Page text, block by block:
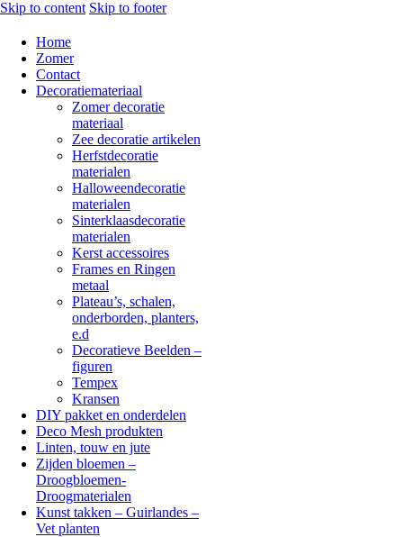
Skip to content Skip to footer
Home
Zomer
Contact
Decoratiemateriaal
Zomer decoratie
materiaal
Zee decoratie artikelen
Herfstdecoratie
materialen
Halloweendecoratie
materialen
Sinterklaasdecoratie
materialen
Kerst accessoires
Frames en Ringen
metaal
Plateau’s, schalen,
onderborden, planters,
e.d
Decoratieve Beelden –
figuren
Tempex
Kransen
DIY pakket en onderdelen
Deco Mesh produkten
Linten, touw en jute
Zijden bloemen –
Droogbloemen-
Droogmaterialen
Kunst takken – Guirlandes –
Vet planten